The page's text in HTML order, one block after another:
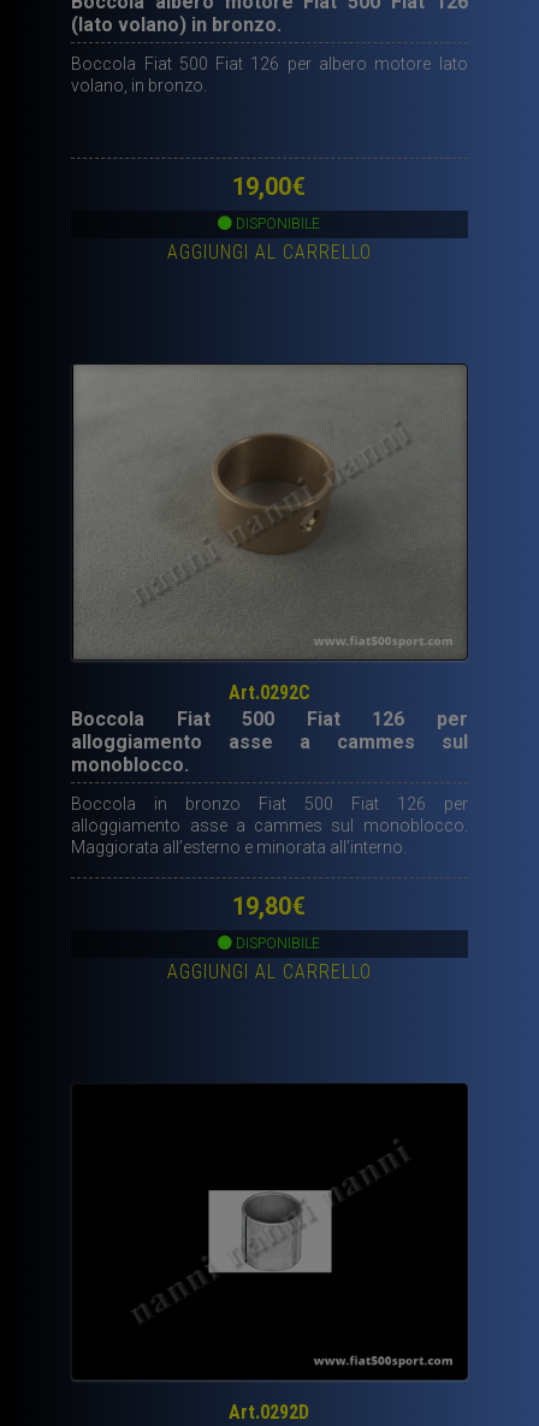
(lato volano) in bronzo.
Boccola Fiat 500 Fiat 126 per albero motore lato
volano, in bronzo.
19,00€
DISPONIBILE
AGGIUNGI AL CARRELLO
Art.0292C
Boccola Fiat 500 Fiat 126 per
alloggiamento asse a cammes sul
monoblocco.
Boccola in bronzo Fiat 500 Fiat 126 per
alloggiamento asse a cammes sul monoblocco.
Maggiorata all’esterno e minorata all’interno.
19,80€
DISPONIBILE
AGGIUNGI AL CARRELLO
Art.0292D